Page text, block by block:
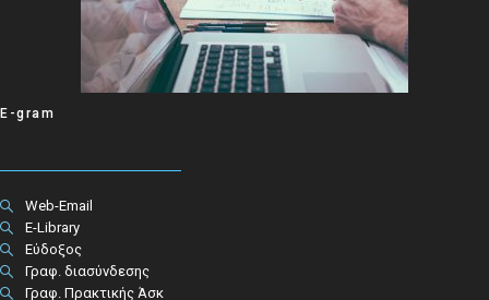
E-gram
Web-Email
E-Library
Εύδοξος
Γραφ. διασύνδεσης
Γραφ. Πρακτικής Άσκ